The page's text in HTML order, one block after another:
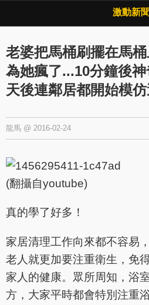
激動新聞
老婆把馬桶刷擺在馬
為她瘋了...10分鐘後
天後連鄰居都開始模仿
龍馬 @ 2016-02-24
(翻攝自youtube)
真的學了好多！
家居清理工作向來都不容易
老人就更加要注重衛生，免
家人的健康。眾所周知，浴
方，大家平時都會特別注重
Copyright © 2026 ·激動新